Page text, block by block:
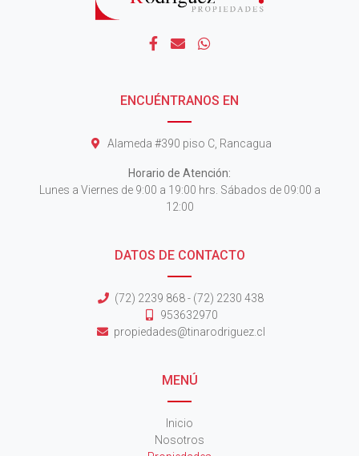
ENCUÉNTRANOS EN
Alameda #390 piso C, Rancagua
Horario de Atención:
Lunes a Viernes de 9:00 a 19:00 hrs. Sábados de 09:00 a
12:00
DATOS DE CONTACTO
(72) 2239 868 - (72) 2230 438
953632970
propiedades@tinarodriguez.cl
MENÚ
Inicio
Nosotros